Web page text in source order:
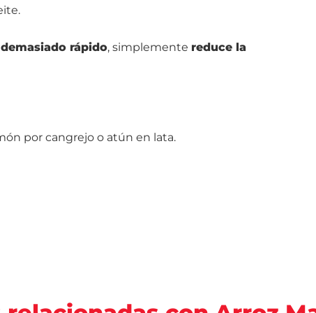
rápido, simplemente reduce la
por cangrejo o atún en lata.